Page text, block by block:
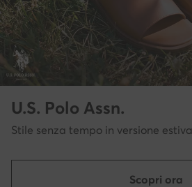
U.S. Polo Assn.
Stile senza tempo in versione estiva
Scopri ora